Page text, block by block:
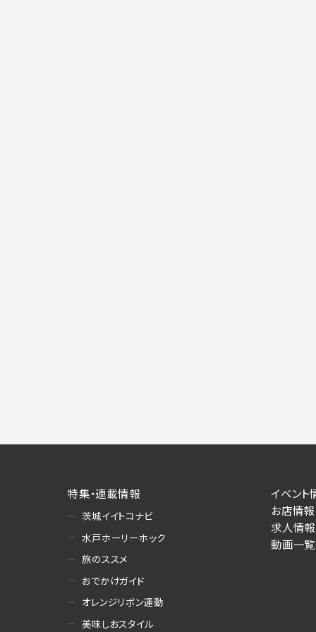
特集・連載情報
茨城イイトコナビ
水戸ホーリーホック
旅のススメ
おでかけガイド
オレンジリボン運動
美味しおスタイル
イベント
お店情報
求人情報
動画一覧